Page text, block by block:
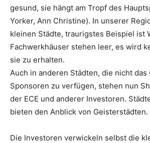
gesund, sie hängt am Tropf des
Yorker, Ann Christine). In unserer
kleinen Städte, traurigstes Beispiel ist
Fachwerkhäuser stehen leer, es wird
sie zu erhalten.
Auch in anderen Städten, die nicht das
Sponsoren zu verfügen, stehen nun
der ECE und anderer Investoren.
bieten den Anblick von Geisterstädten.
Die Investoren verwickeln selbst die